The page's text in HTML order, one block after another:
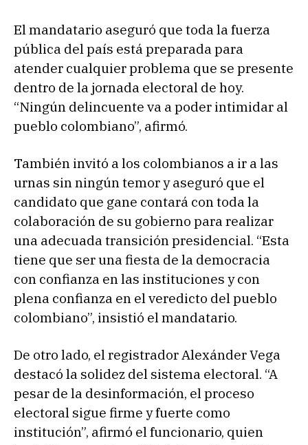
El mandatario aseguró que toda la fuerza
pública del país está preparada para
atender cualquier problema que se presente
dentro de la jornada electoral de hoy.
“Ningún delincuente va a poder intimidar al
pueblo colombiano”, afirmó.
También invitó a los colombianos a ir a las
urnas sin ningún temor y aseguró que el
candidato que gane contará con toda la
colaboración de su gobierno para realizar
una adecuada transición presidencial. “Esta
tiene que ser una fiesta de la democracia
con confianza en las instituciones y con
plena confianza en el veredicto del pueblo
colombiano”, insistió el mandatario.
De otro lado, el registrador Alexánder Vega
destacó la solidez del sistema electoral. “A
pesar de la desinformación, el proceso
electoral sigue firme y fuerte como
institución”, afirmó el funcionario, quien